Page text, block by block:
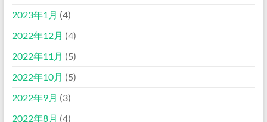
2023年1月 (4)
2022年12月 (4)
2022年11月 (5)
2022年10月 (5)
2022年9月 (3)
2022年8月 (4)